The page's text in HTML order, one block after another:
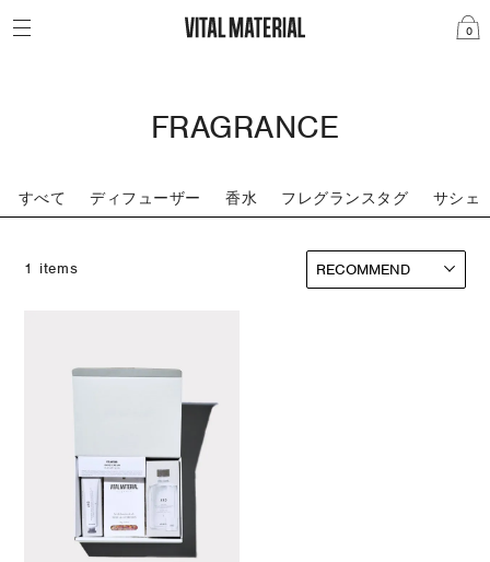
0
FRAGRANCE
すべて ディフューザー 香水 フレグランスタグ サシェ
1 items